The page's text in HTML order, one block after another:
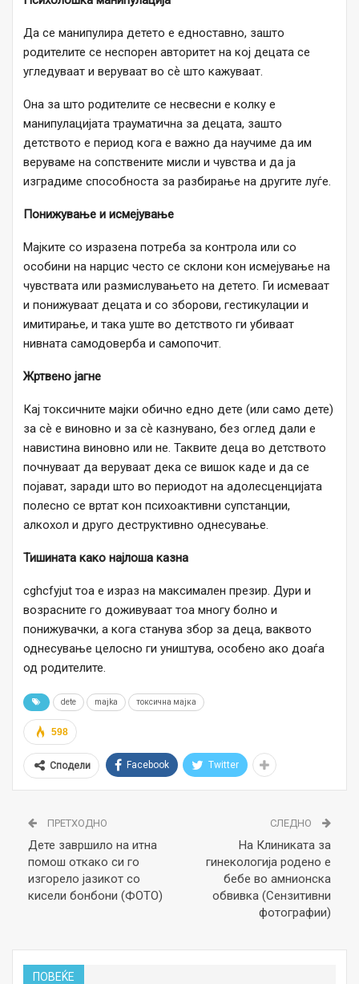
Да се манипулира детето е едноставно, зашто
родителите се неспорен авторитет на кој децата се
угледуваат и веруваат во сѐ што кажуваат.
Она за што родителите се несвесни е колку е
манипулацијата трауматична за децата, зашто
детството е период кога е важно да научиме да им
веруваме на сопствените мисли и чувства и да ја
изградиме способноста за разбирање на другите луѓе.
Понижување и исмејување
Мајките со изразена потреба за контрола или со
особини на нарцис често се склони кон исмејување на
чувствата или размислувањето на детето. Ги исмеваат
и понижуваат децата и со зборови, гестикулации и
имитирање, и така уште во детството ги убиваат
нивната самодоверба и самопочит.
Жртвено јагне
Кај токсичните мајки обично едно дете (или само дете)
за сѐ е виновно и за сѐ казнувано, без оглед дали е
навистина виновно или не. Таквите деца во детството
почнуваат да веруваат дека се вишок каде и да се
појават, заради што во периодот на адолесценцијата
полесно се вртат кон психоактивни супстанции,
алкохол и друго деструктивно однесување.
Тишината како најлоша казна
cghcfyjut тоа е израз на максимален презир. Дури и
возрасните го доживуваат тоа многу болно и
понижувачки, а кога станува збор за деца, ваквото
однесување целосно ги уништува, особено ако доаѓа
од родителите.
dete majka токсична мајка
598
Сподели Facebook Twitter
ПРЕТХОДНО
Дете завршило на итна
помош откако си го
изгорело јазикот со
кисели бонбони (ФОТО)
СЛЕДНО
На Клиниката за
гинекологија родено е
бебе во амнионска
обвивка (Сензитивни
фотографии)
ПОВЕЌЕ